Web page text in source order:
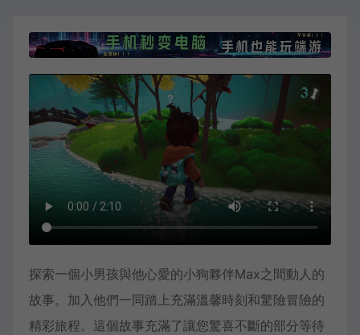
探索一個小男孩與他心愛的小狗夥伴Max之間動人的
故事。加入他們一同踏上充滿溫馨時刻和驚險冒險的
精彩旅程。這個故事充滿了讓您驚喜不斷的部分等待